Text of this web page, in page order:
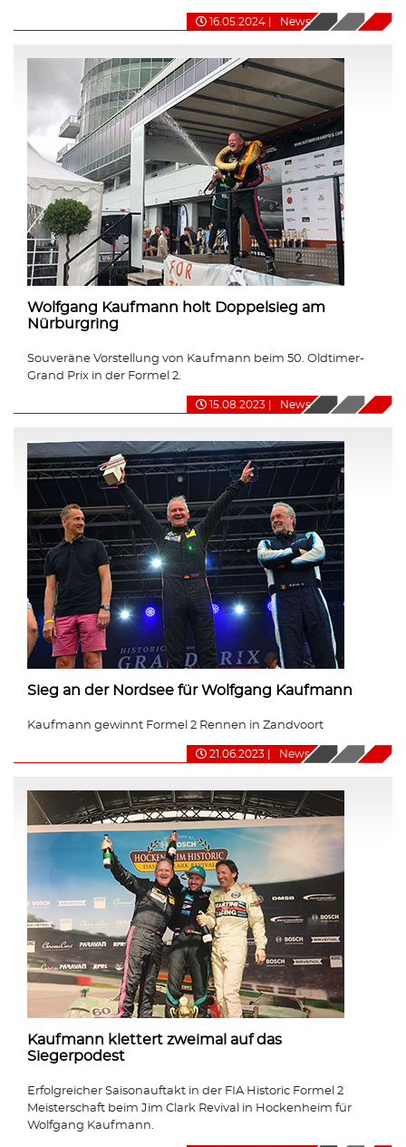
16.05.2024 News
Wolfgang Kaufmann holt Doppelsieg am
Nürburgring
Souveräne Vorstellung von Kaufmann beim 50. Oldtimer-
Grand Prix in der Formel 2.
15.08.2023 News
Sieg an der Nordsee für Wolfgang Kaufmann
Kaufmann gewinnt Formel 2 Rennen in Zandvoort
21.06.2023 News
Kaufmann klettert zweimal auf das
Siegerpodest
Erfolgreicher Saisonauftakt in der FIA Historic Formel 2
Meisterschaft beim Jim Clark Revival in Hockenheim für
Wolfgang Kaufmann.